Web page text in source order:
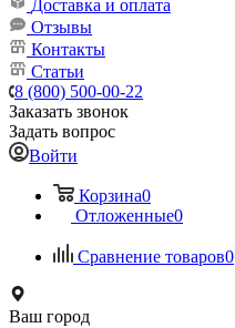
Доставка и оплата
Отзывы
Контакты
Статьи
8 (800) 500-00-22
Заказать звонок
Задать вопрос
Войти
Корзина0
Отложенные0
Сравнение товаров0
Ваш город